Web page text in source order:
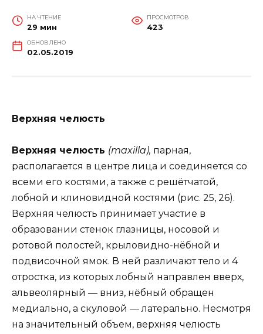
НА ЧТЕНИЕ
29 мин
ПРОСМОТРОВ
423
ОБНОВЛЕНО
02.05.2019
Верхняя челюсть
Верхняя челюсть (maxilla), парная,
располагается в центре лица и соединяется со
всеми его костями, а также с решётчатой,
лобной и клиновидной костями (рис. 25, 26).
Верхняя челюсть принимает участие в
образовании стенок глазницы, носовой и
ротовой полостей, крыловидно-нёбной и
подвисочной ямок. В ней различают тело и 4
отростка, из которых лобный направлен вверх,
альвеолярный — вниз, нёбный обращен
медиально, а скуловой — латерально. Несмотря
на значительный объем, верхняя челюсть